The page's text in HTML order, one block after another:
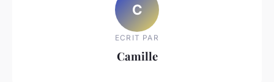
C
ECRIT PAR
Camille